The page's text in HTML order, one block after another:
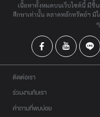
เนื้อหาทั้งหมดบนเว็บไซต์นี้ มีขึ้
ศึกษาเท่านั้น ตลาดหลักทรัพย์ฯ มิ
ติดต่อเรา
ร่วมงานกับเรา
คำถามที่พบบ่อย